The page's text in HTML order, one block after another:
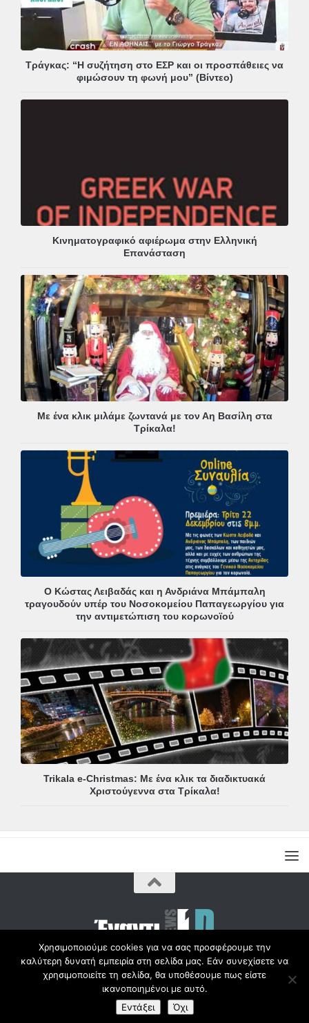
Τράγκας: “Η συζήτηση στο ΕΣΡ και οι προσπάθειες να
φιμώσουν τη φωνή μου” (Βίντεο)
Κινηματογραφικό αφιέρωμα στην Ελληνική
Επανάσταση
Με ένα κλικ μιλάμε ζωντανά με τον Αη Βασίλη στα
Τρίκαλα!
Ο Κώστας Λειβαδάς και η Ανδριάνα Μπάμπαλη
τραγουδούν υπέρ του Νοσοκομείου Παπαγεωργίου για
την αντιμετώπιση του κορωνοϊού
Trikala e-Christmas: Με ένα κλικ τα διαδικτυακά
Χριστούγεννα στα Τρίκαλα!
Copyright © Radio1d.gr 2012-2017 |
Χρησιμοποιούμε cookies για να σας προσφέρουμε την
καλύτερη δυνατή εμπειρία στη σελίδα μας. Εάν συνεχίσετε να
χρησιμοποιείτε τη σελίδα, θα υποθέσουμε πως είστε
ικανοποιημένοι με αυτό.
Εντάξει
Όχι